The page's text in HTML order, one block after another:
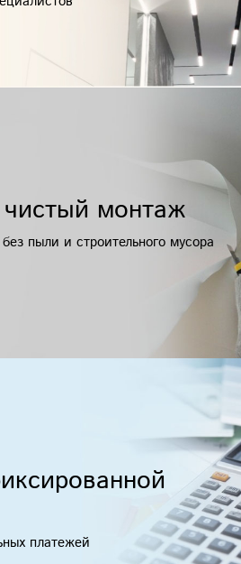
монтаж
пыли и строительного мусора
платежей